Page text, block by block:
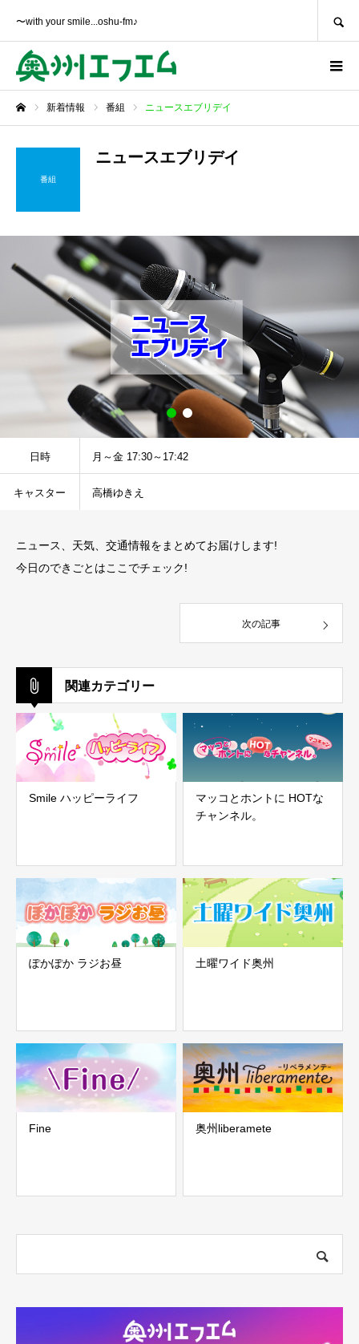
〜with your smile...oshu-fm♪
新着情報 番組 ニュースエブリデイ
番組
ニュースエブリデイ
日時 月～金 17:30～17:42
キャスター 高橋ゆきえ
ニュース、天気、交通情報をまとめてお届けします!
今日のできごとはここでチェック!
次の記事
関連カテゴリー
Smile ハッピーライフ
マッコとホントに HOTな
チャンネル。
ぽかぽか ラジお昼 土曜ワイド奥州
Fine 奥州liberamete